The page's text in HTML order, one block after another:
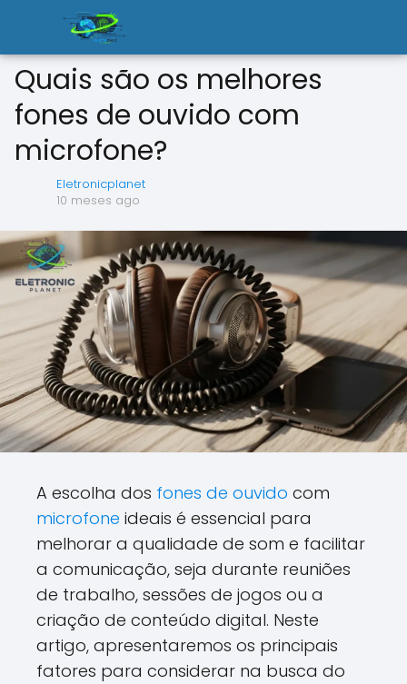
Quais são os melhores
fones de ouvido com
microfone?
Eletronicplanet
10 meses ago
A escolha dos fones de ouvido com
microfone ideais é essencial para
melhorar a qualidade de som e facilitar
a comunicação, seja durante reuniões
de trabalho, sessões de jogos ou a
criação de conteúdo digital. Neste
artigo, apresentaremos os principais
fatores para considerar na busca do